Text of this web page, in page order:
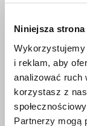
Niniejsza
i reklam, aby
analizować ruch
korzystasz z
Partnerzy mogą